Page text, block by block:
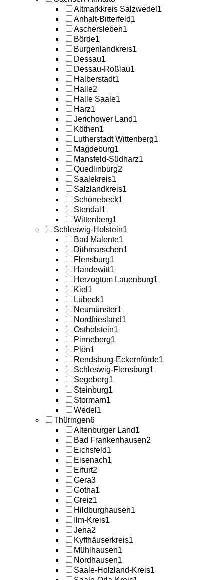
Altmarkkreis Salzwedel 1
Anhalt-Bitterfeld1
Aschersleben1
Börde1
Burgenlandkreis1
Dessau1
Dessau-Roßlau1
Halberstadt1
Halle2
Halle Saale1
Harz1
Jerichower Land1
Köthen1
Lutherstadt Wittenberg1
Magdeburg1
Mansfeld-Südharz1
Quedlinburg2
Saalekreis1
Salzlandkreis1
Schönebeck1
Stendal 1
Wittenberg1
Schleswig-Holstein1
Bad Malente1
Dithmarschen1
Flensburg1
Handewitt1
Herzogtum Lauenburg1
Kiel 1
Lübeck1
Neumünster1
Nordfriesland1
Ostholstein1
Pinneberg1
Plön1
Rendsburg-Eckernförde1
Schleswig-Flensburg1
Segeberg1
Steinburg1
Stormarn1
Wedel 1
Thüringen6
Altenburger Land1
Bad Frankenhausen2
Eichsfeld1
Eisenach1
Erfurt2
Gera3
Gotha1
Greiz1
Hildburghausen1
Ilm-Kreis1
Jena2
Kyffhäuserkreis1
Mühlhausen1
Nordhausen1
Saale-Holzland-Kreis1